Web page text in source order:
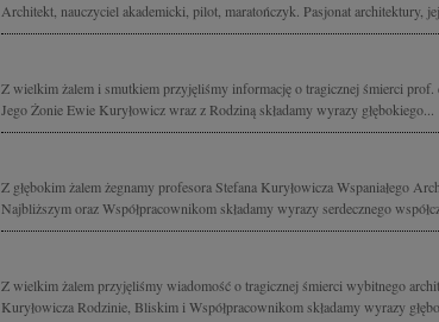
Architekt, nauczyciel akademicki, pilot, maratończyk. Pasjonat architektury,
Z wielkim żalem i smutkiem przyjęliśmy informację o tragicznej śmierci prof.
Jego Żonie Ewie Kuryłowicz wraz z Rodziną składamy wyrazy głębokiego...
Z głębokim żalem żegnamy profesora Stefana Kuryłowicza Wspaniałego
Najbliższym oraz Współpracownikom składamy wyrazy serdecznego
Z wielkim żalem przyjęliśmy wiadomość o tragicznej śmierci wybitnego
Kuryłowicza Rodzinie, Bliskim i Współpracownikom składamy wyrazy